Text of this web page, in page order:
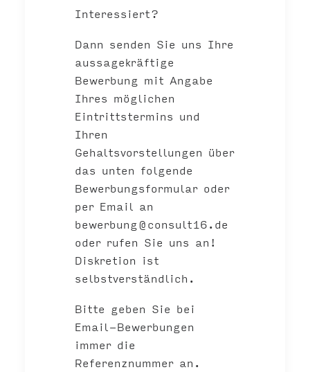
Interessiert?
Dann senden Sie uns Ihre
aussagekräftige
Bewerbung mit Angabe
Ihres möglichen
Eintrittstermins und
Ihren
Gehaltsvorstellungen über
das unten folgende
Bewerbungsformular oder
per Email an
bewerbung@consult16.de
oder rufen Sie uns an!
Diskretion ist
selbstverständlich.
Bitte geben Sie bei
Email-Bewerbungen
immer die
Referenznummer an.